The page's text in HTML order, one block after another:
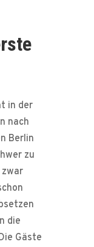
in der
nach
Berlin
zu
die
Gäste